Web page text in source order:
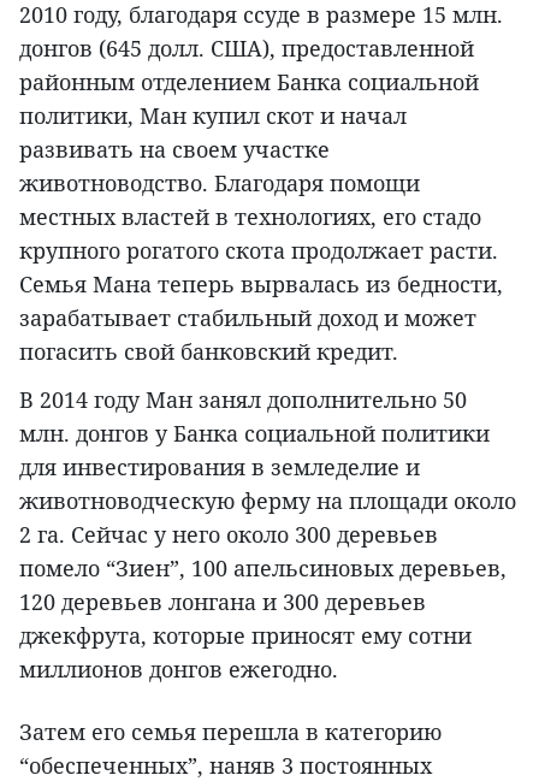
2010 году, благодаря ссуде в размере 15 млн.
донгов (645 долл. США), предоставленной
районным отделением Банка социальной
политики, Ман купил скот и начал
развивать на своем участке
животноводство. Благодаря помощи
местных властей в технологиях, его стадо
крупного рогатого скота продолжает расти.
Семья Мана теперь вырвалась из бедности,
зарабатывает стабильный доход и может
погасить свой банковский кредит.
В 2014 году Ман занял дополнительно 50
млн. донгов у Банка социальной политики
для инвестирования в земледелие и
животноводческую ферму на площади около
2 га. Сейчас у него около 300 деревьев
помело “Зиен”, 100 апельсиновых деревьев,
120 деревьев лонгана и 300 деревьев
джекфрута, которые приносят ему сотни
миллионов донгов ежегодно.
Затем его семья перешла в категорию
“обеспеченных”, наняв 3 постоянных